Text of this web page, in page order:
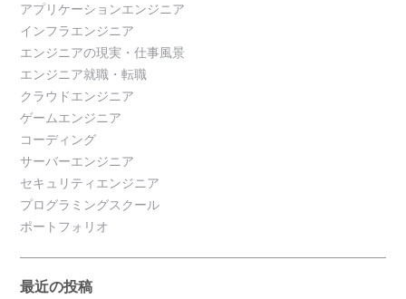
アプリケーションエンジニア
インフラエンジニア
エンジニアの現実・仕事風景
エンジニア就職・転職
クラウドエンジニア
ゲームエンジニア
コーディング
サーバーエンジニア
セキュリティエンジニア
プログラミングスクール
ポートフォリオ
最近の投稿